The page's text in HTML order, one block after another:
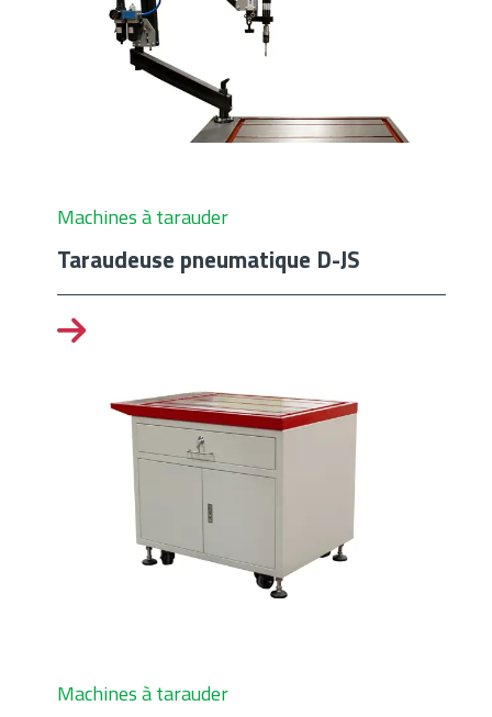
Machines à tarauder
Taraudeuse pneumatique D-JS
Machines à tarauder